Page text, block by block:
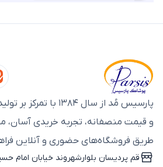
پارسیس مُد از سال ۱۳۸۴ با تمرکز بر تولید
و قیمت منصفانه، تجربه خریدی آسان،
طریق فروشگاه‌های حضوری و آنلاین
قم پردیسان بلوارشهروند خیابان امام